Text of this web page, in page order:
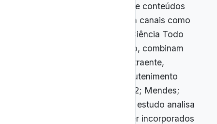
YouTube, em especial, oferece conteúdos
acessíveis e atualizados, com canais como
Nerdologia, Space Today e Ciência Todo
Dia que, cada um a seu modo, combinam
rigor científico e linguagem atraente,
explorando o conceito de edutenimento
(Albagli; Pereira; Maciel, 2022; Mendes;
Gonzaga; Moura, 2019). Este estudo analisa
como esses canais podem ser incorporados